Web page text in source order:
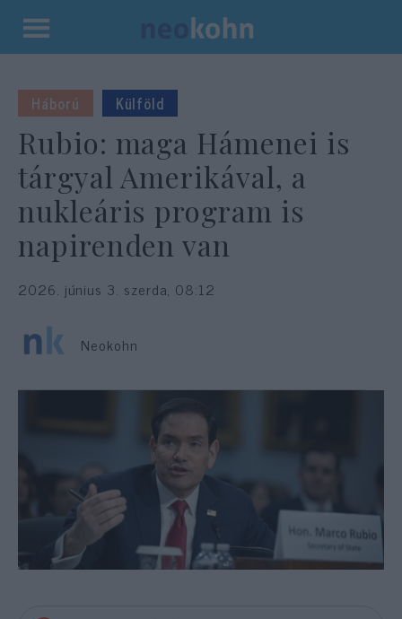
Kilépés
tartalomba
Háború Külföld
Rubio: maga Hámenei is
tárgyal Amerikával, a
nukleáris program is
napirenden van
2026. június 3. szerda, 08:12
Neokohn